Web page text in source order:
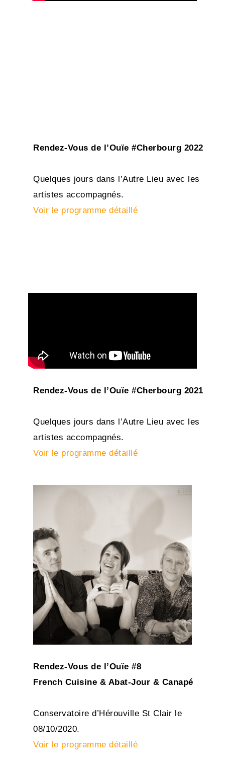
Rendez-Vous de l’Ouïe #Cherbourg 2022
Quelques jours dans l’Autre Lieu avec les
artistes accompagnés.
Voir le programme détaillé
Rendez-Vous de l’Ouïe #Cherbourg 2021
Quelques jours dans l’Autre Lieu avec les
artistes accompagnés.
Voir le programme détaillé
Rendez-Vous de l’Ouïe #8
French Cuisine & Abat-Jour & Canapé
Conservatoire d’Hérouville St Clair le
08/10/2020.
Voir le programme détaillé